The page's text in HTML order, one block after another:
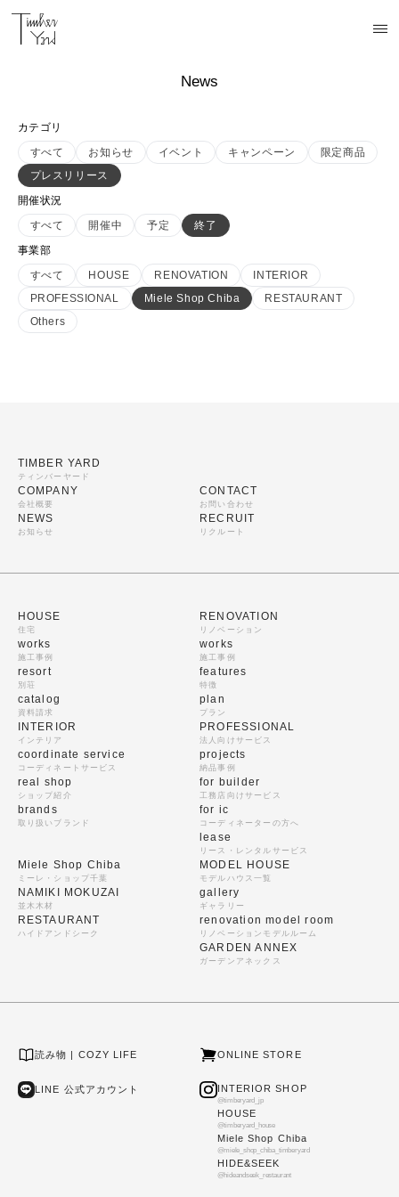
News
カテゴリ
すべて
お知らせ イベント キャンペーン
限定商品
プレスリリース
開催状況
すべて
開催中 予定
終了
事業部
すべて
HOUSE RENOVATION
INTERIOR
PROFESSIONAL
Miele Shop Chiba
RESTAURANT
Others
TIMBER YARD
ティンバーヤード
COMPANY
会社概要
NEWS
お知らせ
CONTACT
お問い合わせ
RECRUIT
リクルート
HOUSE
住宅
works
施工事例
resort
別荘
catalog
資料請求
RENOVATION
リノベーション
works
施工事例
features
特徴
plan
プラン
INTERIOR
インテリア
coordinate service
コーディネートサービス
real shop
ショップ紹介
brands
取り扱いブランド
PROFESSIONAL
法人向けサービス
projects
納品事例
for builder
工務店向けサービス
for ic
コーディネーターの方へ
lease
リース・レンタルサービス
Miele Shop Chiba
ミーレ・ショップ千葉
NAMIKI MOKUZAI
並木木材
RESTAURANT
ハイドアンドシーク
MODEL HOUSE
モデルハウス一覧
gallery
ギャラリー
renovation model room
リノベーションモデルルーム
GARDEN ANNEX
ガーデンアネックス
読み物 | COZY LIFE ONLINE STORE
LINE 公式アカウント INTERIOR SHOP
@timberyard_jp
HOUSE
@timberyard_house
Miele Shop Chiba
@miele_shop_chiba_timberyard
HIDE&SEEK
@hideandseek_restaurant